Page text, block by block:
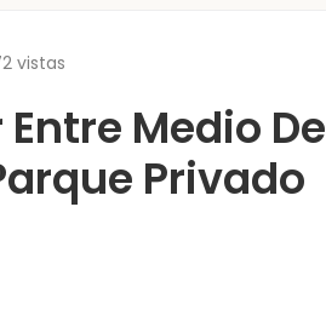
vistas
Medio De
Privado